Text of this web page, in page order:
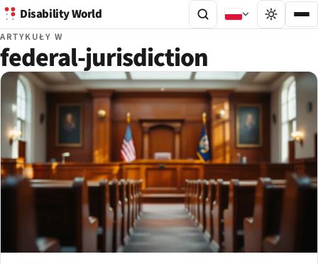
Disability World
ARTYKUŁY W
federal-jurisdiction